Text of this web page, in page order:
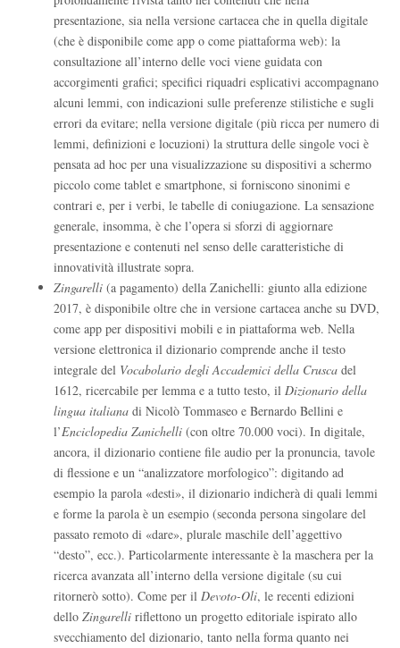
presentazione, sia nella versione cartacea che in quella digitale
(che è disponibile come app o come piattaforma web): la
consultazione all’interno delle voci viene guidata con
accorgimenti grafici; specifici riquadri esplicativi accompagnano
alcuni lemmi, con indicazioni sulle preferenze stilistiche e sugli
errori da evitare; nella versione digitale (più ricca per numero di
lemmi, definizioni e locuzioni) la struttura delle singole voci è
pensata ad hoc per una visualizzazione su dispositivi a schermo
piccolo come tablet e smartphone, si forniscono sinonimi e
contrari e, per i verbi, le tabelle di coniugazione. La sensazione
generale, insomma, è che l’opera si sforzi di aggiornare
presentazione e contenuti nel senso delle caratteristiche di
innovatività illustrate sopra.
Zingarelli (a pagamento) della Zanichelli: giunto alla edizione
2017, è disponibile oltre che in versione cartacea anche su DVD,
come app per dispositivi mobili e in piattaforma web. Nella
versione elettronica il dizionario comprende anche il testo
integrale del Vocabolario degli Accademici della Crusca del
1612, ricercabile per lemma e a tutto testo, il Dizionario della
lingua italiana di Nicolò Tommaseo e Bernardo Bellini e
l’Enciclopedia Zanichelli (con oltre 70.000 voci). In digitale,
ancora, il dizionario contiene file audio per la pronuncia, tavole
di flessione e un “analizzatore morfologico”: digitando ad
esempio la parola «desti», il dizionario indicherà di quali lemmi
e forme la parola è un esempio (seconda persona singolare del
passato remoto di «dare», plurale maschile dell’aggettivo
“desto”, ecc.). Particolarmente interessante è la maschera per la
ricerca avanzata all’interno della versione digitale (su cui
ritornerò sotto). Come per il Devoto-Oli, le recenti edizioni
dello Zingarelli riflettono un progetto editoriale ispirato allo
svecchiamento del dizionario, tanto nella forma quanto nei